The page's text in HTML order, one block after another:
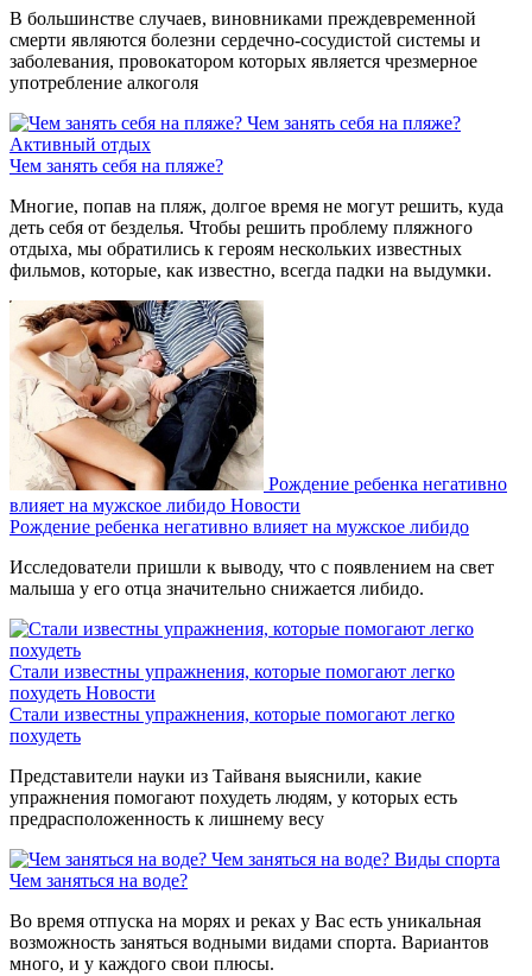
В большинстве случаев, виновниками преждевременной
смерти являются болезни сердечно-сосудистой системы и
заболевания, провокатором которых является чрезмерное
употребление алкоголя
Чем занять себя на пляже?
Активный отдых
Чем занять себя на пляже?
Многие, попав на пляж, долгое время не могут решить, куда
деть себя от безделья. Чтобы решить проблему пляжного
отдыха, мы обратились к героям нескольких известных
фильмов, которые, как известно, всегда падки на выдумки.
Рождение ребенка негативно
влияет на мужское либидо Новости
Рождение ребенка негативно влияет на мужское либидо
Исследователи пришли к выводу, что с появлением на свет
малыша у его отца значительно снижается либидо.
Стали известны упражнения, которые помогают легко
похудеть Новости
Стали известны упражнения, которые помогают легко
похудеть
Представители науки из Тайваня выяснили, какие
упражнения помогают похудеть людям, у которых есть
предрасположенность к лишнему весу
Чем заняться на воде? Виды спорта
Чем заняться на воде?
Во время отпуска на морях и реках у Вас есть уникальная
возможность заняться водными видами спорта. Вариантов
много, и у каждого свои плюсы.